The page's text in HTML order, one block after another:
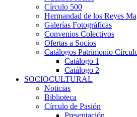
Círculo 500
Hermandad de los Reyes
Galerías Fotográficas
Convenios Colectivos
Ofertas a Socios
Catálogos Patrimonio
Catálogo 1
Catálogo 2
SOCIOCULTURAL
Noticias
Biblioteca
Círculo de Pasión
Presentación